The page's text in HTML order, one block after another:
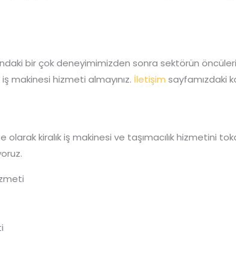
bir çok deneyimimizden sonra sektörün
makinesi hizmeti almayınız. İletişim sayfamızdaki
kiralık iş makinesi ve taşımacılık hizmetini